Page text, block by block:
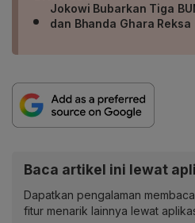
Jokowi Bubarkan Tiga
dan Bhanda Ghara Reksa
Baca artikel ini lewat
Dapatkan pengalaman
fitur menarik lainnya lewat